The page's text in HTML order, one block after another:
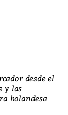
desde el
y las
holandesa